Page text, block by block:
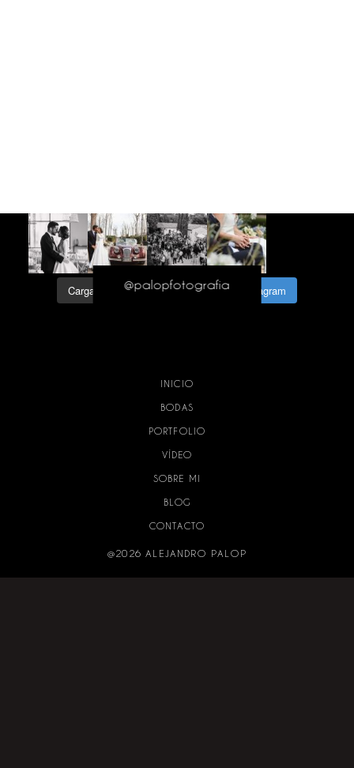
@palopfotografia
Cargar más... Síguenos en Instagram
INICIO
BODAS
PORTFOLIO
VÍDEO
SOBRE MI
BLOG
CONTACTO
@2026 ALEJANDRO PALOP